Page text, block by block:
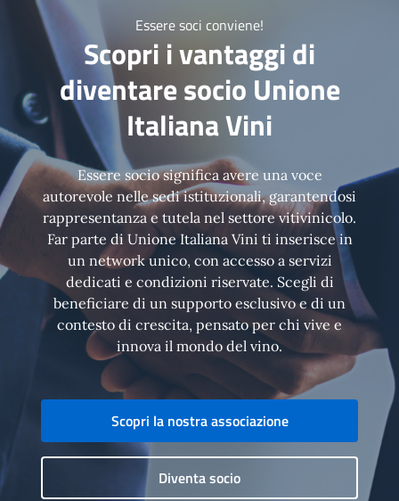
Essere soci conviene!
Scopri i vantaggi di
diventare socio Unione
Italiana Vini
Essere socio significa avere una voce
autorevole nelle sedi istituzionali, garantendosi
rappresentanza e tutela nel settore vitivinicolo.
Far parte di Unione Italiana Vini ti inserisce in
un network unico, con accesso a servizi
dedicati e condizioni riservate. Scegli di
beneficiare di un supporto esclusivo e di un
contesto di crescita, pensato per chi vive e
innova il mondo del vino.
Scopri la nostra associazione
Diventa socio